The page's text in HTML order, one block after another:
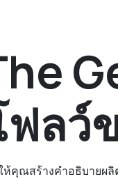
ฟล
ให้คุณสร้างคำอธิบา